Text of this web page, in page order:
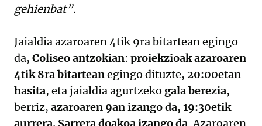
gehienbat”.
Jaialdia azaroaren 4tik 9ra bitartean egingo
da, Coliseo antzokian: proiekzioak azaroaren
4tik 8ra bitarteanegingo dituzte, 20:00etan
hasita, eta jaialdia agurtzeko gala berezia,
berriz, azaroaren 9an izango da, 19:30etik